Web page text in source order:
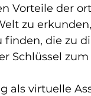
Vorteile der
zu
finden, die zu
Schlüssel
als virtuelle